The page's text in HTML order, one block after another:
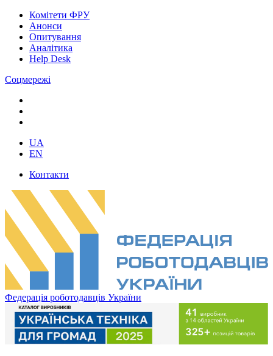
Комітети ФРУ
Анонси
Опитування
Аналітика
Help Desk
Соцмережі
UA
EN
Контакти
Федерація роботодавців України